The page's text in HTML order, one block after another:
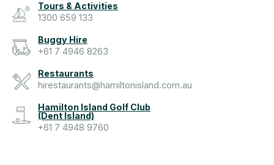
Tours & Activities
1300 659 133
Buggy Hire
+61 7 4946 8263
Restaurants
hirestaurants@hamiltonisland.com.au
Hamilton Island Golf Club
(Dent Island)
+61 7 4948 9760